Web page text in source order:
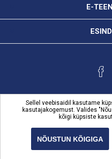
E-
Copyright © 2026 Karl
Sellel veebisaidil kasutame
kasutajakogemust. Valides
kõigi küpsiste
NÕUSTUN KÕIGIGA